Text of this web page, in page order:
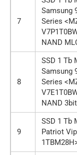
7
Samsung
Series
NAND
8
SSD 1 Tb
Samsung
Series
NAND
9
SSD 1 Tb
Patriot